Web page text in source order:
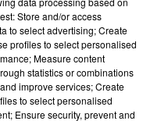
Palmieri dévoile
édition de
20 septembre 2026 au
Palmieri, président...
Store and/or access
to select advertising; Create
profiles to select personalised
Measure content
statistics or combinations
improve services; Create
to select personalised
Ensure security, prevent and